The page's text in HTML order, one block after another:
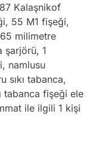
Kalaşnikof
55 M1 fişeği,
milimetre
şarjörü, 1
namlusu
sıkı tabanca,
tabanca fişeği ele
ile ilgili 1 kişi